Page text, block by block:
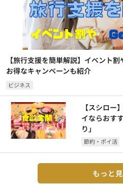
ビジネス
【旅行支援を簡単解説】イベント
お得なキャンペーンも紹介
節約・ポイ活
【スシロー
イならおす
り」
もっと